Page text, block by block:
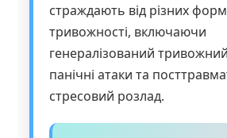
страждають від різних форм
тривожності, включаючи
генералізований
панічні атаки та
стресовий розлад.